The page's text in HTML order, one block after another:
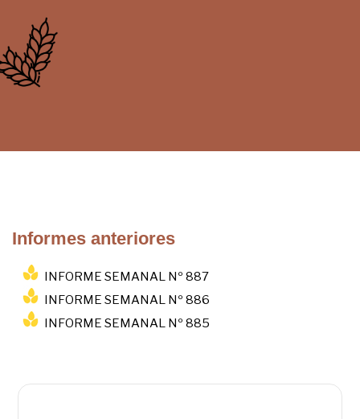
Informes anteriores
INFORME SEMANAL Nº 887
INFORME SEMANAL Nº 886
INFORME SEMANAL Nº 885